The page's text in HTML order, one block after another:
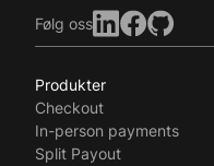
Følg oss
Produkter
Checkout
In-person payments
Split Payout